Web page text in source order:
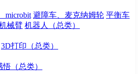
microbit 避障车、麦克纳姆轮 平衡车
械臂 机器人（总类）
3D打印（总类）
悟（总类）